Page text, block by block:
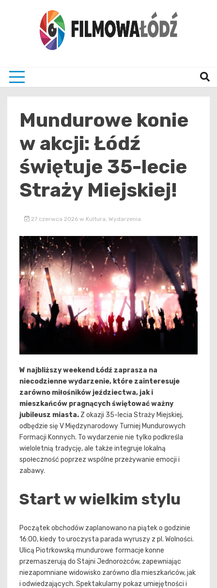
Mundurowe konie
w akcji: Łódź
świętuje 35-lecie
Straży Miejskiej!
27 czerwca 2026 w Kultura Wydarzenia
W najbliższy weekend Łódź zaprasza na
niecodzienne wydarzenie, które zainteresuje
zarówno miłośników jeździectwa, jak i
mieszkańców pragnących świętować ważny
jubileusz miasta. Z okazji 35-lecia Straży Miejskiej,
odbędzie się V Międzynarodowy Turniej Mundurowych
Formacji Konnych. To wydarzenie nie tylko podkreśla
wieloletnią tradycję, ale także integruje lokalną
społeczność poprzez wspólne przeżywanie emocji i
zabawy.
Start w wielkim stylu
Początek obchodów zaplanowano na piątek o godzinie
16:00, kiedy to uroczysta parada wyruszy z pl. Wolności.
Ulicą Piotrkowską mundurowe formacje konne
przemaszerują do Stajni Jednorożców, zapewniając
niezapomniane widowisko zarówno dla mieszkańców, jak
i odwiedzających. Spektakularny pokaz umiejętności i